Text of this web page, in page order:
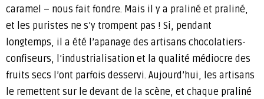
caramel – nous fait fondre. Mais il y a praliné et praliné,
et les puristes ne s’y trompent pas ! Si, pendant
longtemps, il a été l’apanage des artisans chocolatiers-
confiseurs, l’industrialisation et la qualité médiocre des
fruits secs l’ont parfois desservi. Aujourd’hui, les artisans
le remettent sur le devant de la scène, et chaque praliné